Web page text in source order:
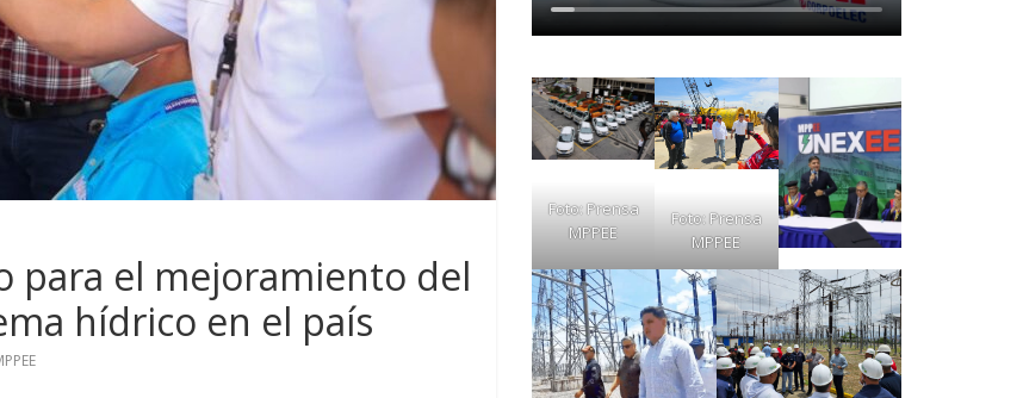
para el mejoramiento del
hídrico en el país
Foto: Prensa
MPPEE
Foto: Prensa
MPPEE